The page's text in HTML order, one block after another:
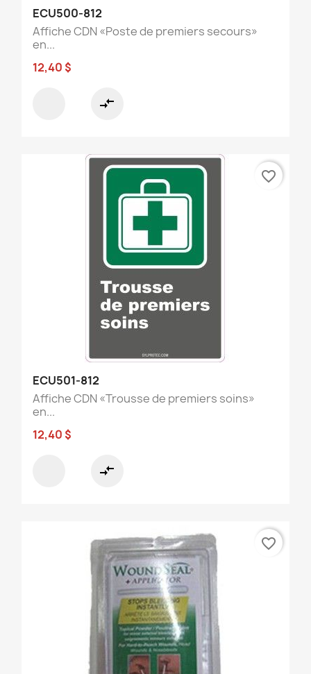
ECU500-812
Affiche CDN «Poste de premiers secours»
en...
12,40 $
compare_arrows
ECU501-812
Affiche CDN «Trousse de premiers soins»
en...
12,40 $
compare_arrows
favorite_border
favorite_border